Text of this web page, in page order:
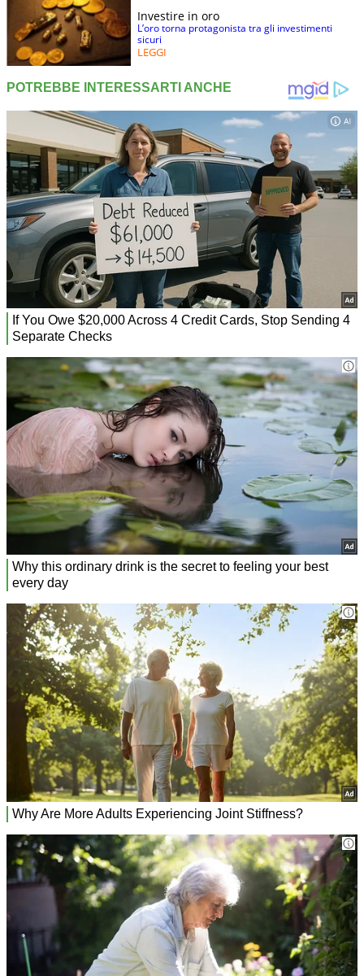
Investire in oro
L’oro torna protagonista tra gli investimenti
sicuri
LEGGI